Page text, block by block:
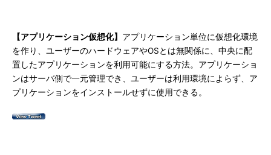
【アプリケーション仮想化】 アプリケーション単位に仮想化環境
を作り、ユーザーのハードウェアやOSとは無関係に、中央に配
置したアプリケーションを利用可能にする方法。アプリケーショ
ンはサーバ側で一元管理でき、ユーザーは利用環境によらず、ア
プリケーションをインストールせずに使用できる。